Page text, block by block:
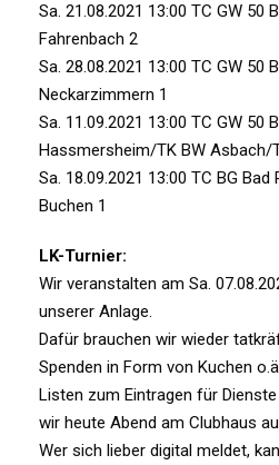
Sa. 21.08.2021 13:00 TC GW 50
Fahrenbach 2
Sa. 28.08.2021 13:00 TC GW 50
Neckarzimmern 1
Sa. 11.09.2021 13:00 TC GW 50
Hassmersheim/TK BW Asbach/
Sa. 18.09.2021 13:00 TC BG Bad
Buchen 1
LK-Turnier:
Wir veranstalten am Sa.
unserer Anlage.
Dafür brauchen wir wieder
Spenden in Form von Kuchen
Listen zum Eintragen für
wir heute Abend am Clubhaus
Wer sich lieber digital meldet,